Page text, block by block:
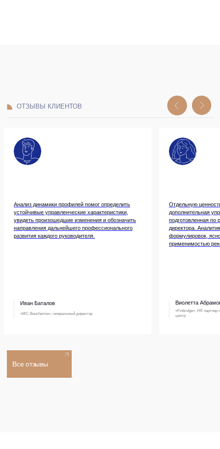
Анализ динамики профилей помог определить
устойчивые управленческие характеристики,
увидеть произошедшие изменения и обозначить
направления дальнейшего профессионального
развития каждого руководителя.
Иван Баталов
«MC-Bauchemie», генеральный директор
Отдельную
дополнительная
подготовленная по
директора.
формулировок,
применимостью
Виолетта
«Finbridge», HR партнер
центр
Санкт-Петербург,
Московский пр-т.,
д. 102
Кейсы
О компании
RuTube
ТелеграмЭРАЛИДЕР
Телеграм BITOBE
Вконтакте